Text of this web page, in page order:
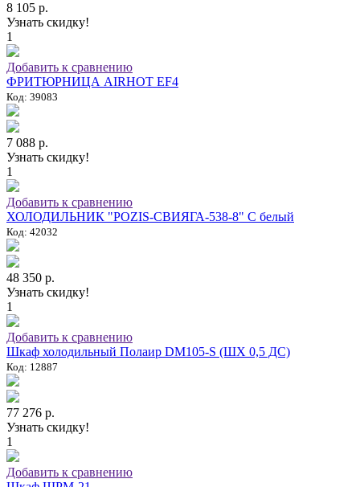
8 105 р.
Узнать скидку!
1
Добавить к сравнению
ФРИТЮРНИЦА AIRHOT EF4
Код: 39083
7 088 р.
Узнать скидку!
1
Добавить к сравнению
ХОЛОДИЛЬНИК "POZIS-СВИЯГА-538-8" C белый
Код: 42032
48 350 р.
Узнать скидку!
1
Добавить к сравнению
Шкаф холодильный Полаир DM105-S (ШХ 0,5 ДС)
Код: 12887
77 276 р.
Узнать скидку!
1
Добавить к сравнению